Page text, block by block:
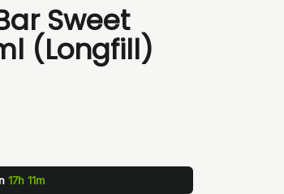
Sweet
(Longfill)
17h 11m